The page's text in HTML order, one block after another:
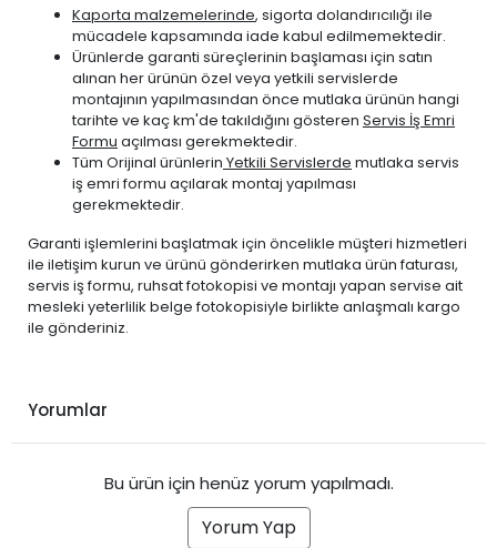
Kaporta malzemelerinde, sigorta dolandırıcılığı ile
mücadele kapsamında iade kabul edilmemektedir.
Ürünlerde garanti süreçlerinin başlaması için satın
alınan her ürünün özel veya yetkili servislerde
montajının yapılmasından önce mutlaka ürünün hangi
tarihte ve kaç km'de takıldığını gösteren Servis İş Emri
Formu açılması gerekmektedir.
Tüm Orijinal ürünlerin Yetkili Servislerde mutlaka servis
iş emri formu açılarak montaj yapılması
gerekmektedir.
Garanti işlemlerini başlatmak için öncelikle müşteri hizmetleri
ile iletişim kurun ve ürünü gönderirken mutlaka ürün faturası,
servis iş formu, ruhsat fotokopisi ve montajı yapan servise ait
mesleki yeterlilik belge fotokopisiyle birlikte anlaşmalı kargo
ile gönderiniz.
Yorumlar
Bu ürün için henüz yorum yapılmadı.
Yorum Yap